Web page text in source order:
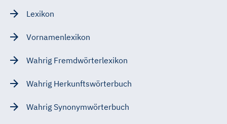
Lexikon
Vornamenlexikon
Wahrig Fremdwörterlexikon
Wahrig Herkunftswörterbuch
Wahrig Synonymwörterbuch